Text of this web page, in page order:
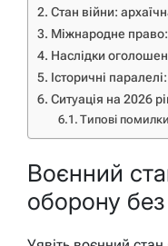
Стан війни:
Міжнародне право:
Наслідки
Історичні
Ситуація на 2026
Типові помилки
Воєнний
оборону